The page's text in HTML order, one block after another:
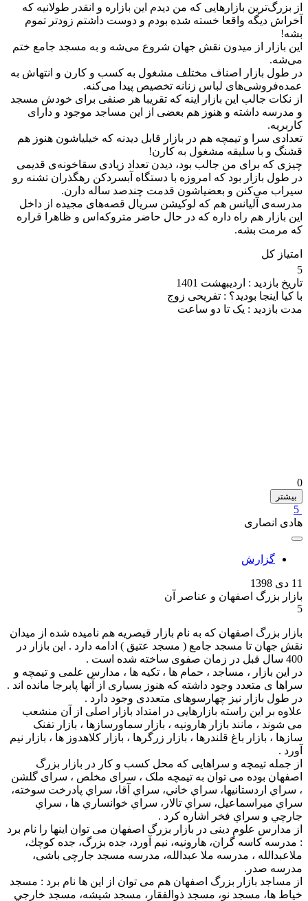
از بزرگ‌ترین بازارهایی که من دیدم این بازاره و انقدر طولانیه که
آخراش دیگه واقعا خسته شده بودم و دوست داشتم زودتر تموم
بشه!
این بازار از میدون نقش جهان شروع می‌شه و به مسجد جامع ختم
می‌شه.
در طول بازار اصناف مختلف مشغول به کسب و کارن و انتهاش به
عمده‌فروشی‌های لباس زنانه تخصیص پیدا می‌کنه.
از نکات جالب این بازار اینه که تقریبا هر صنفی برای خودش مسجد
و مدرسه داشته و هنوز هم بعضی از این مساجد موجود و دارای
کاربریه.
تعدادی سرا و تیمچه هم در بازار قابل دیدنه که خیلیاشون هنوز هم
قشنگ و با سلیقه مشغول به کارن!
چیزی که برای من جالب بود، دیدن تعداد زیادی سقاخونه‌ی قدیمی
در طول بازار بود که امروزه با دستگاه آبسردکن رهگذران تشنه رو
سیراب می‌کنن و بعضیاشون قدمت چندصد ساله دارن.
مدرسه‌ی آلیانس هم که لوکیشن سریال قصه‌های مجیده از داخل
این بازار هم راه داره که در حال حاضر متروکه‌اس و ظاهرا قراره
که مرمت بشه.
امتیاز کل
5
تاریخ بازدید : اردیبهشت 1401
با کیا اینجا بودید؟ : تفریحی زوج
مدت بازدید : یک تا دو ساعت
0
بیشتر
5
هادی انصاری
گزارش
11 دی 1398
بازار بزرگ اصفهان و عناصر آن
5
بازار بزرگ اصفهان که به نام بازار قیصریه هم نامیده شده از میدان
نقش جهان تا مسجد جامع ( مسجد عتیق ) ادامه دارد . این بازار در
400 سال قبل در زمان صفوی ساخته شده است .
در این بازار ، مساجد ، حمام ها ، تکیه ها ، مدارس علمی و تیمچه و
سراها ی متعدد وجود داشته که هنوز بسیاری از آنها پابرجا مانده اند .
در طول بازار نیز چهارسوهای متعددی وجود دارد .
علاوه بر این راسته بازارهایی در امتداد بازار اصلی از آن منشعب
می شوند ، مانند بازار هارونیه ، بازار سماورسازها ، بازار تفنک
سازها ، بازار باغ قلندرها ، بازار زرگرها ، بازار کلاهدوز ها ، بازار نیم
آورد .
از جمله تیمچه و سراهایی که محل کسب و کار در بازار بزرگ
اصفهان بوده می توان به تیمچه ملک ، سرای مخلص ، سرای گلشن
، سراي اردستانيها، سراي خاني، سراي آقا، سراي پادرخت سوخته،
سراي ميراسماعيل، سراي تالار، سراي خوانساري ها ، سراي
جارچي و سراي فخر اشاره کرد .
از مدارس علوم دینی در بازار بزرگ اصفهان می توان اینها را نام برد
: مدرسه كاسه گران، هارونيه،‌ نيم آورد، جده بزرگ، جده كوچك،
ملاعبدالله ، مدرسه ملا عبدالله، مدرسه مسجد جارچی باشی،
مدرسه صدر.
از مساجد بازار بزرگ اصفهان هم می توان از این ها نام برد : مسجد
خياط ها، مسجد نو، مسجد ذوالفقار، مسجد شيشه، مسجد خارجي